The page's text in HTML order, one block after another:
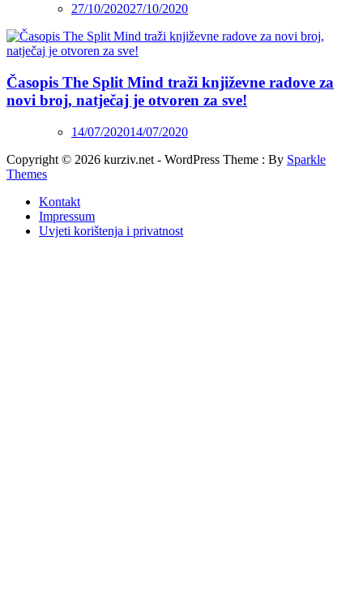
27/10/202027/10/2020
Časopis The Split Mind traži književne radove za
novi broj, natječaj je otvoren za sve!
14/07/202014/07/2020
Copyright © 2026 kurziv.net - WordPress Theme : By Sparkle
Themes
Kontakt
Impressum
Uvjeti korištenja i privatnost